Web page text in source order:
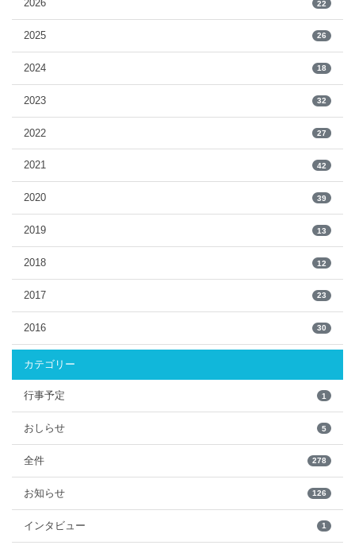
2026 22
2025 26
2024 18
2023 32
2022 27
2021 42
2020 39
2019 13
2018 12
2017 23
2016 30
カテゴリー
行事予定 1
おしらせ 5
全件 278
お知らせ 126
インタビュー 1